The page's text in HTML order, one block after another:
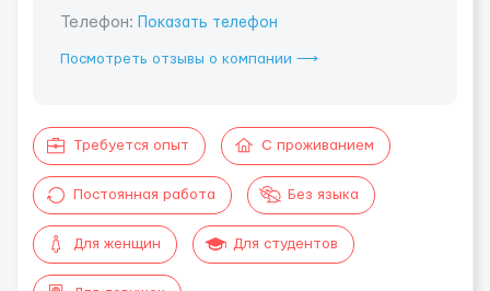
Телефон: Показать телефон
Посмотреть отзывы о компании ⟶
Требуется опыт С проживанием
Постоянная работа Без языка
Для женщин Для студентов